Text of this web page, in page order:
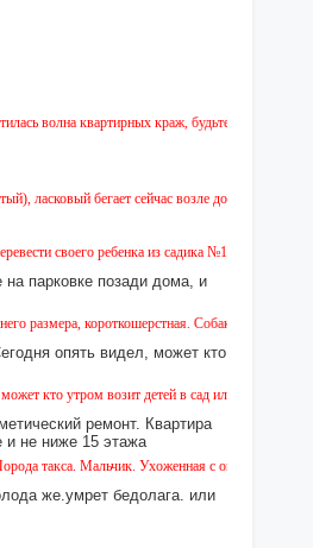
краж, будьте бдительны!
бегает сейчас возле дома № 2 на
своего ребенка из садика №11 в садик № 26.
парковке позади дома, и
Собака пугливая, не
опять видел, может кто
кто утром возит детей в сад или в школу в
ремонт. Квартира
и не ниже 15 этажа
такса. Мальчик. Ухоженная с ошейником.
же.умрет бедолага. или